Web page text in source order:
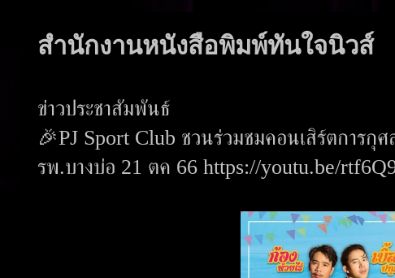
สำนักงานหนังสือพิมพ์ทันใจนิวส์
ข่าวประชาสัมพันธ์
🎉PJ Sport Club ชวนร่วมชมคอนเสิร์ตการกุ
รพ.บางบ่อ 21 ตค 66 https://youtu.be/